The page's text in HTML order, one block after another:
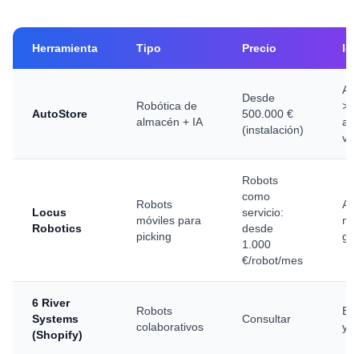
Herramienta Tipo Precio
AutoStore
Robótica de
almacén + IA
Desde
500.000 €
(instalación)
Locus
Robotics
Robots
móviles para
picking
Robots
como
servicio:
desde
1.000
€/robot/mes
6 River
Systems
(Shopify)
Robots
colaborativos
Consultar
y